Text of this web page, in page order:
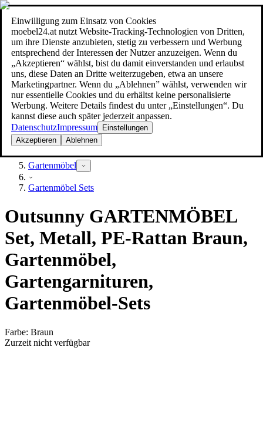
Einwilligung zum Einsatz von Cookies
moebel24.at nutzt Website-Tracking-Technologien von Dritten,
um ihre Dienste anzubieten, stetig zu verbessern und Werbung
entsprechend der Interessen der Nutzer anzuzeigen. Wenn du
„Akzeptieren“ wählst, bist du damit einverstanden und erlaubst
uns, diese Daten an Dritte weiterzugeben, etwa an unsere
Marketingpartner. Wenn du „Ablehnen” wählst, verwenden wir
nur essentielle Cookies und du erhältst keine personalisierte
Werbung. Weitere Details findest du unter „Einstellungen“. Du
kannst diese auch später jederzeit anpassen.
DatenschutzImpressum
Einstellungen
Akzeptieren
Ablehnen
Suche
moebel dir den besten Preis!moebel dir den besten Preis!
Garten
Gartenmöbel
Gartenmöbel Sets
Outsunny GARTENMÖBEL
Set, Metall, PE-Rattan Braun,
Gartenmöbel,
Gartengarnituren,
Gartenmöbel-Sets
Farbe: Braun
Zurzeit nicht verfügbar